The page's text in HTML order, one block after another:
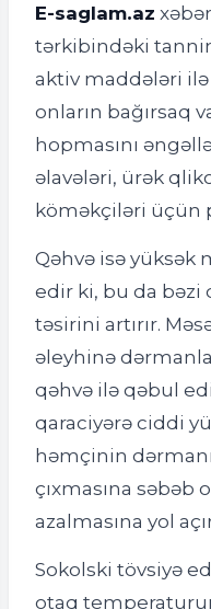
E-saglam.az
tərkibindəki
aktiv maddələri ilə
onların bağırsaq
hopmasını
əlavələri, ürək
köməkçiləri üçün
Qəhvə isə yüksək
edir ki, bu da bəzi
təsirini artırır.
əleyhinə
qəhvə ilə qəbul
qaraciyərə ciddi
həmçinin
çıxmasına səbəb
azalmasına yol
Sokolski tövsiyə
otaq